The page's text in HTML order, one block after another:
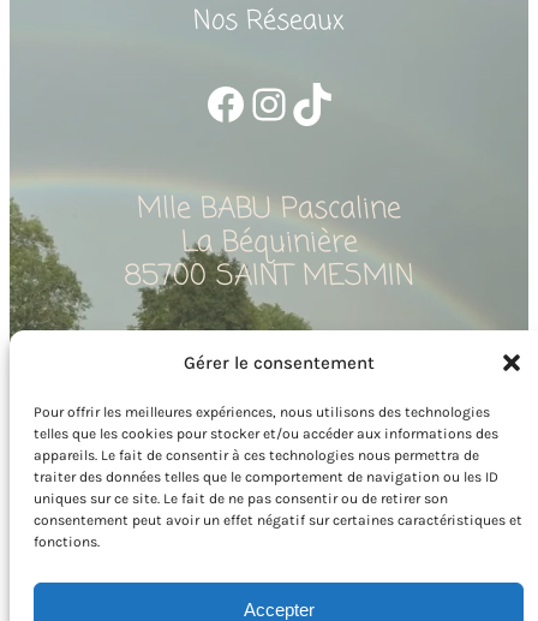
Gérer le consentement
Pour offrir les meilleures expériences, nous utilisons des technologies
telles que les cookies pour stocker et/ou accéder aux informations des
appareils. Le fait de consentir à ces technologies nous permettra de
traiter des données telles que le comportement de navigation ou les ID
uniques sur ce site. Le fait de ne pas consentir ou de retirer son
consentement peut avoir un effet négatif sur certaines caractéristiques et
fonctions.
Accepter
Nos Réseaux
Facebook InstagramTikTok
Mlle BABU Pascaline
La Béquinière
85700 SAINT MESMIN
06 50 07 40 63
pascaline.babu@hotmail.fr